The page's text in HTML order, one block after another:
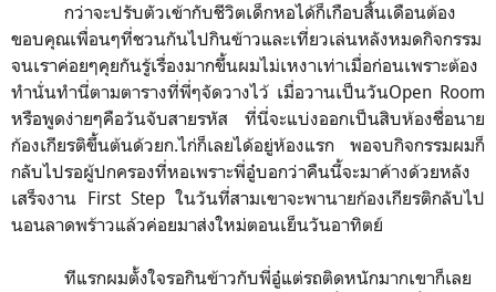
กว่าจะปรับตัวเข้ากับชีวิตเด็กหอได้ก็เกือบสิ้นเดือนต้อง
ขอบคุณเพื่อนๆที่ชวนกันไปกินข้าวและเที่ยวเล่นหลังหมดกิจกรรม
จนเราค่อยๆคุยกันรู้เรื่องมากขึ้นผมไม่เหงาเท่าเมื่อก่อนเพราะต้อง
ทำนั่นทำนี่ตามตารางที่พี่ๆจัดวางไว้ เมื่อวานเป็นวันOpen Room
หรือพูดง่ายๆคือวันจับสายรหัส ที่นี่จะแบ่งออกเป็นสิบห้องชื่อนาย
ก้องเกียรติขึ้นต้นด้วยก.ไก่ก็เลยได้อยู่ห้องแรก พอจบกิจกรรมผมก็
กลับไปรอผู้ปกครองที่หอเพราะพี่อู๋บอกว่าคืนนี้จะมาค้างด้วยหลัง
เสร็จงาน First Stepในวันที่สามเขาจะพานายก้องเกียรติกลับไป
นอนลาดพร้าวแล้วค่อยมาส่งใหม่ตอนเย็นวันอาทิตย์
ทีแรกผมตั้งใจรอกินข้าวกับพี่อู๋แต่รถติดหนักมากเขาก็เลย